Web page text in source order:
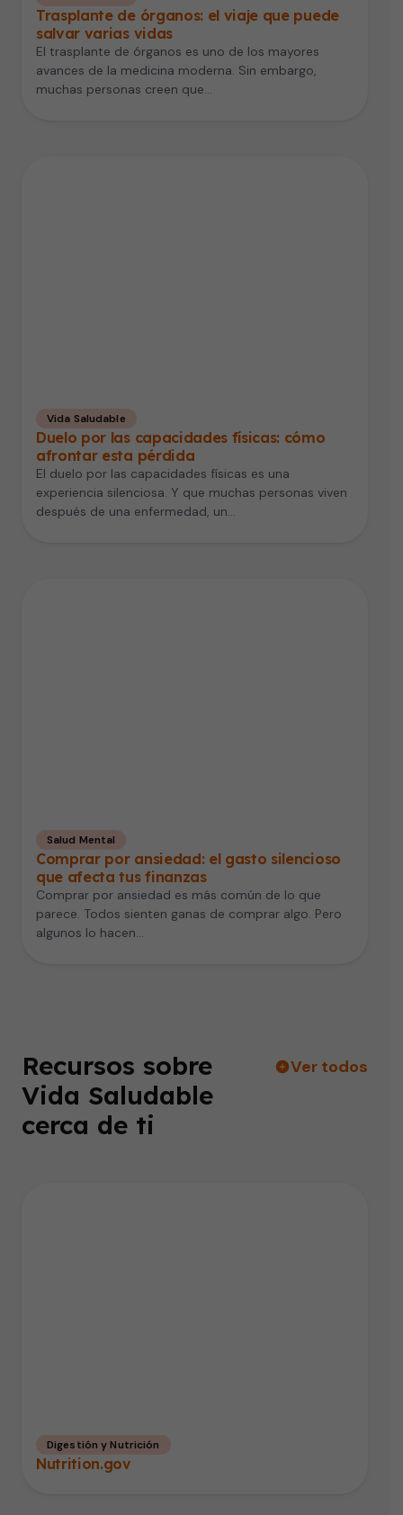
Trasplante de órganos: el viaje que puede
salvar varias vidas
El trasplante de órganos es uno de los mayores
avances de la medicina moderna. Sin embargo,
muchas personas creen que…
Vida Saludable
Duelo por las capacidades físicas: cómo
afrontar esta pérdida
El duelo por las capacidades físicas es una
experiencia silenciosa. Y que muchas personas viven
después de una enfermedad, un…
Salud Mental
Comprar por ansiedad: el gasto silencioso
que afecta tus finanzas
Comprar por ansiedad es más común de lo que
parece. Todos sienten ganas de comprar algo. Pero
algunos lo hacen…
Recursos sobre
Vida Saludable
cerca de ti
Ver todos
Digestión y Nutrición
Nutrition.gov